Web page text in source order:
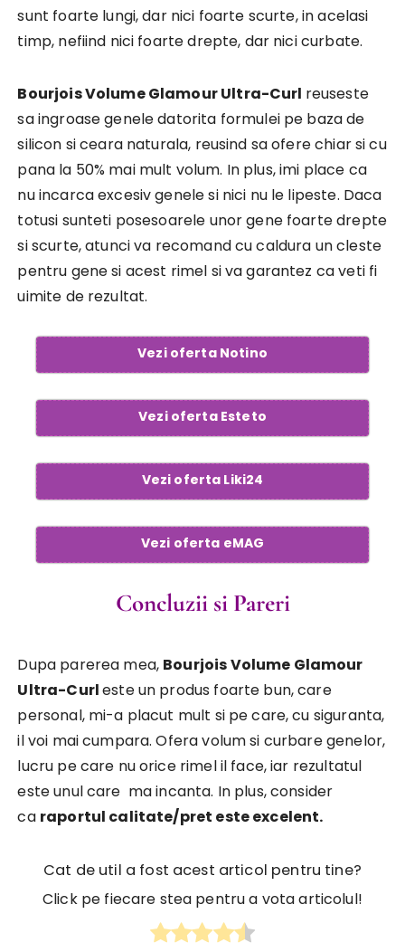
sunt foarte lungi, dar nici foarte scurte, in acelasi
timp, nefiind nici foarte drepte, dar nici curbate.
Bourjois Volume Glamour Ultra-Curl reuseste
sa ingroase genele datorita formulei pe baza de
silicon si ceara naturala, reusind sa ofere chiar si cu
pana la 50% mai mult volum. In plus, imi place ca
nu incarca excesiv genele si nici nu le lipeste. Daca
totusi sunteti posesoarele unor gene foarte drepte
si scurte, atunci va recomand cu caldura un cleste
pentru gene si acest rimel si va garantez ca veti fi
uimite de rezultat.
Vezi oferta Notino
Vezi oferta Esteto
Vezi oferta Liki24
Vezi oferta eMAG
Concluzii si Pareri
Dupa parerea mea, Bourjois Volume Glamour
Ultra-Curleste un produs foarte bun, care
personal, mi-a placut mult si pe care, cu siguranta,
il voi mai cumpara. Ofera volum si curbare genelor,
lucru pe care nu orice rimel il face, iar rezultatul
este unul care ma incanta. In plus, consider
ca raportul calitate/pret este excelent.
Cat de util a fost acest articol pentru tine?
Click pe fiecare stea pentru a vota articolul!